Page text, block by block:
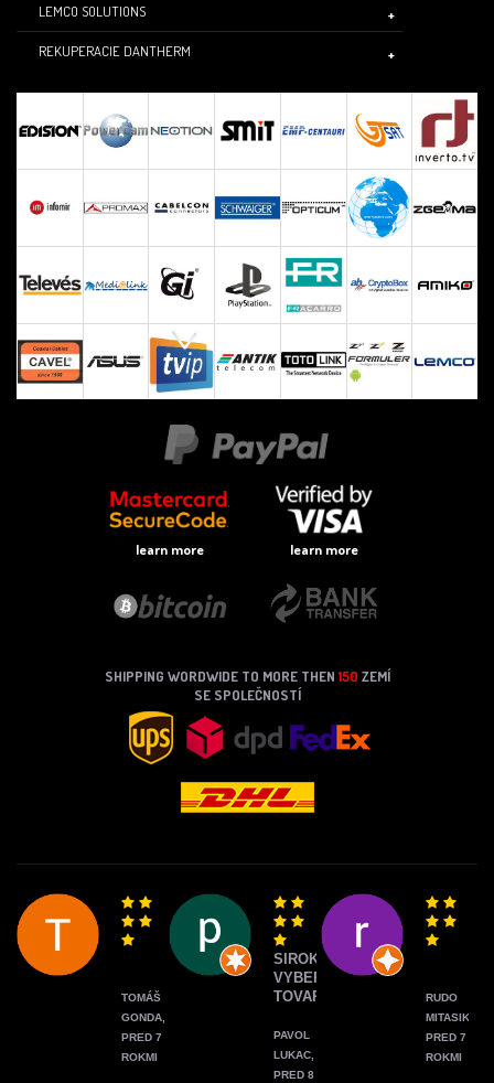
LEMCO SOLUTIONS
REKUPERACIE DANTHERM
learn more learn more
SHIPPING WORDWIDE TO MORE THEN150 ZEMÍ
SE SPOLEČNOSTÍ
TOMÁŠ
GONDA,
PRED 7
ROKMI
SIROKY
VYBER
TOVARU
PAVOL
LUKAC,
PRED 8
RUDO
MITASIK,
PRED 7
ROKMI